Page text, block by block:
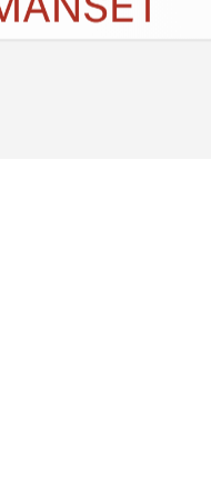
İletişim Çerez Politikası